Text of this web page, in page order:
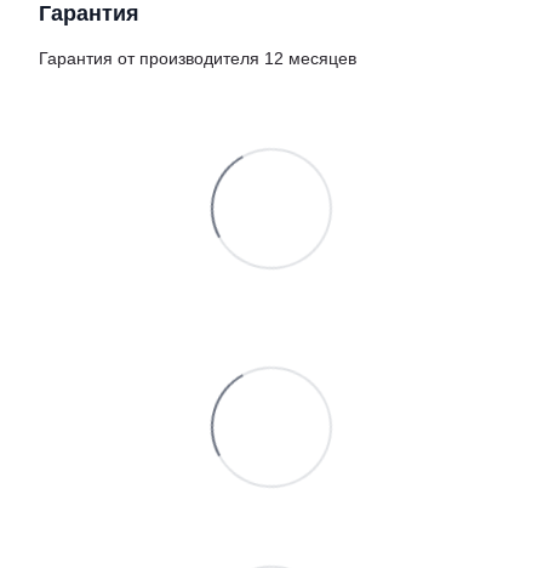
Гарантия
Гарантия от производителя 12 месяцев